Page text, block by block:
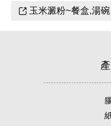
玉米澱粉~餐盒,湯碗